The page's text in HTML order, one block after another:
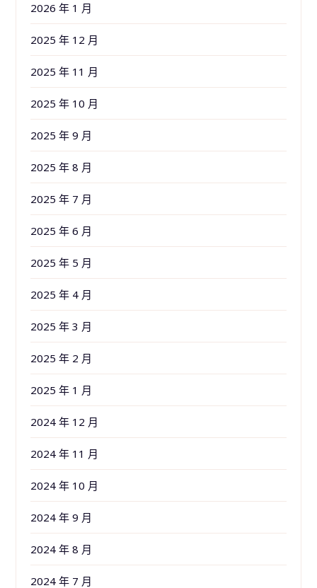
2026 年 1 月
2025 年 12 月
2025 年 11 月
2025 年 10 月
2025 年 9 月
2025 年 8 月
2025 年 7 月
2025 年 6 月
2025 年 5 月
2025 年 4 月
2025 年 3 月
2025 年 2 月
2025 年 1 月
2024 年 12 月
2024 年 11 月
2024 年 10 月
2024 年 9 月
2024 年 8 月
2024 年 7 月